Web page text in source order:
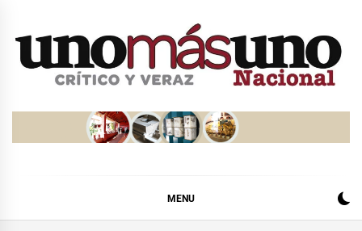
MENU